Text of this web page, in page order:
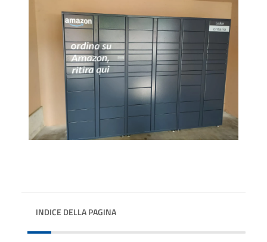
INDICE DELLA PAGINA